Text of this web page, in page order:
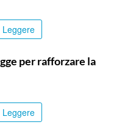
Leggere
per rafforzare la
Leggere